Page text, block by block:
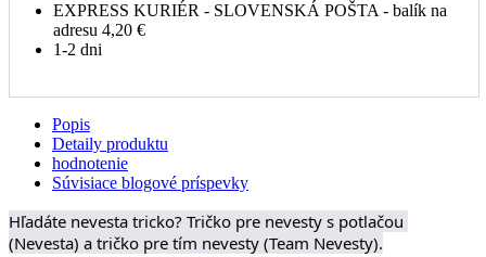
EXPRESS KURIÉR - SLOVENSKÁ POŠTA - balík na
adresu 4,20 €
1-2 dni
Popis
Detaily produktu
hodnotenie
Súvisiace blogové príspevky
Hľadáte nevesta tricko? Tričko pre nevesty s potlačou
(Nevesta) a tričko pre tím nevesty (Team Nevesty).